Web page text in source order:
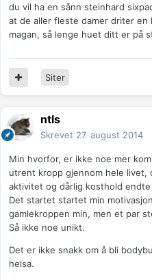
du vil ha en sånn steinhard
at de aller fleste damer driter en
magan, så lenge huet ditt er på
Siter
ntls
Skrevet 27. august 2014
Min hvorfor, er ikke noe mer
utrent kropp gjennom hele livet,
aktivitet og dårlig kosthold
Det startet startet min
gamlekroppen min, men et par
Så ikke noe unikt.
Det er ikke snakk om å bli
helsa.